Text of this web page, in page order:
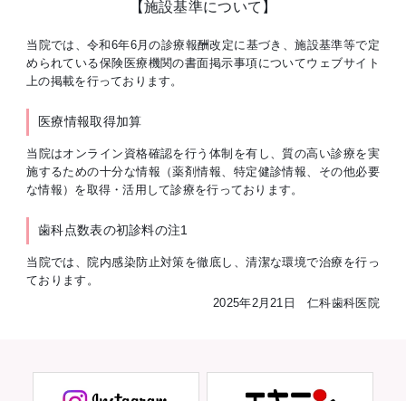
【施設基準について】
当院では、令和6年6月の診療報酬改定に基づき、施設基準等で定
められている保険医療機関の書面掲示事項についてウェブサイト
上の掲載を行っております。
医療情報取得加算
当院はオンライン資格確認を行う体制を有し、質の高い診療を実
施するための十分な情報（薬剤情報、特定健診情報、その他必要
な情報）を取得・活用して診療を行っております。
歯科点数表の初診料の注1
当院では、院内感染防止対策を徹底し、清潔な環境で治療を行っ
ております。
2025年2月21日 仁科歯科医院